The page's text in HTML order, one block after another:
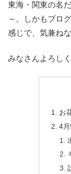
東海・関東の名
～。しかもブロ
感じで、気兼ね
みなさんよろし
お
4